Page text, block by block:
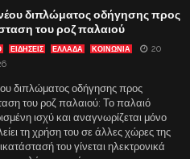
διπλώματος οδήγησης προς
του ροζ παλαιού
ΕΙΔΗΣΕΙΣ ΕΛΛΑΔΑ ΚΟΙΝΩΝΙΑ
20
διπλώματος οδήγησης προς
του ροζ παλαιού: Το παλαιό
ισχύ και αναγνωρίζεται μόνο
τη χρήση του σε άλλες χώρες της
του γίνεται ηλεκτρονικά